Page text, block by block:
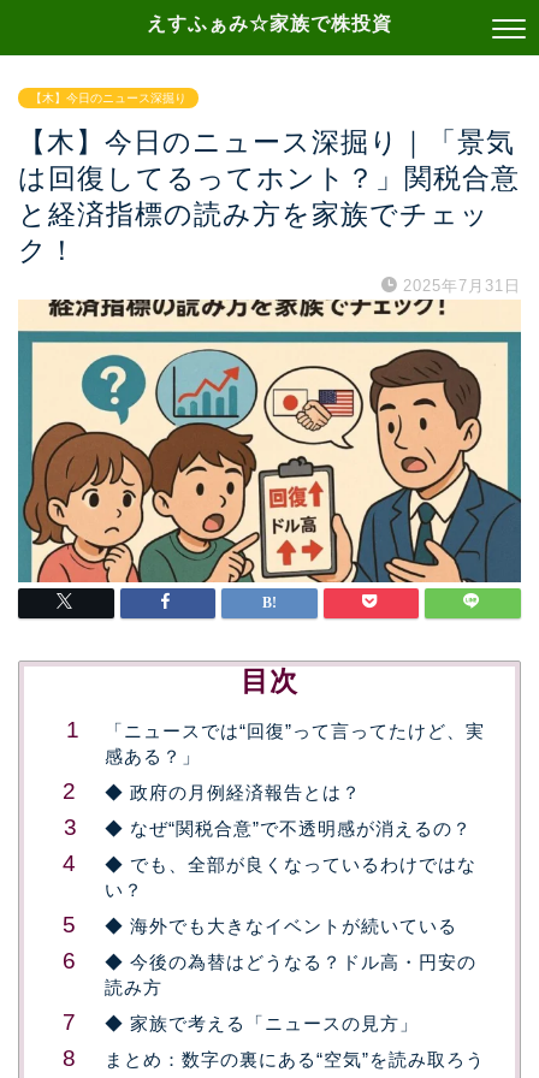
えすふぁみ☆家族で株投資
【木】今日のニュース深掘り
【木】今日のニュース深掘り｜「景気
は回復してるってホント？」関税合意
と経済指標の読み方を家族でチェッ
ク！
2025年7月31日
目次
「ニュースでは“回復”って言ってたけど、実
感ある？」
◆ 政府の月例経済報告とは？
◆ なぜ“関税合意”で不透明感が消えるの？
◆ でも、全部が良くなっているわけではな
い？
◆ 海外でも大きなイベントが続いている
◆ 今後の為替はどうなる？ドル高・円安の
読み方
◆ 家族で考える「ニュースの見方」
まとめ：数字の裏にある“空気”を読み取ろう